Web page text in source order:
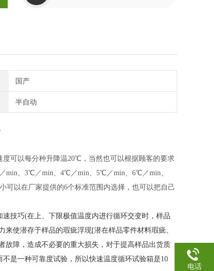
国产
半自动
度可以每分种升降温20℃，当然也可以根据顾客的要求
min、3℃／min、4℃／min、5℃／min、6℃／min、
以在厂家提供的6个标准范围内选择，也可以把自己
速技巧(在上、下限极值温度内进行循环交变时，样品
使潜存于样品的瑕疵浮现[潜在样品零件材料瑕疵、
故障，造成不必要的重大损失，对于提高样品出货质
是一种可靠度试验，所以快速温度循环试验箱是10
电话